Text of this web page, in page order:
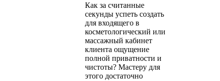
Как за считанные
секунды успеть создать
для входящего в
косметологический или
массажный кабинет
клиента ощущение
полной приватности и
чистоты? Мастеру для
этого достаточно